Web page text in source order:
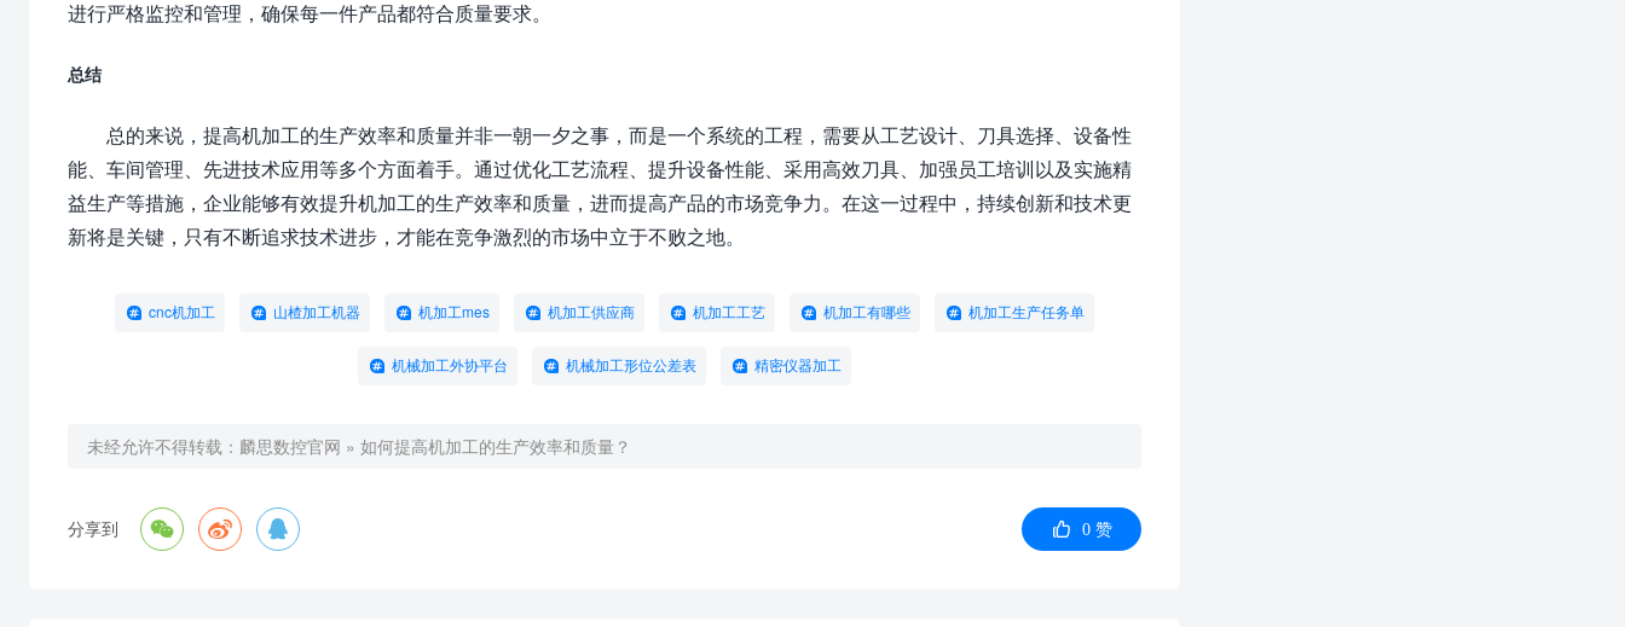
进行严格监控和管理，确保每一件产品都符合质量要求。
总结
总的来说，提高机加工的生产效率和质量并非一朝一夕之事，而是一个系统的工程，需要从工艺设计、刀具选择、设备性
能、车间管理、先进技术应用等多个方面着手。通过优化工艺流程、提升设备性能、采用高效刀具、加强员工培训以及实施精
益生产等措施，企业能够有效提升机加工的生产效率和质量，进而提高产品的市场竞争力。在这一过程中，持续创新和技术更
新将是关键，只有不断追求技术进步，才能在竞争激烈的市场中立于不败之地。
cnc机加工 山楂加工机器 机加工mes 机加工供应商 机加工工艺 机加工有哪些 机加工生产任务单
机械加工外协平台 机械加工形位公差表 精密仪器加工
未经允许不得转载： 麟思数控官网 » 如何提高机加工的生产效率和质量？
分享到     0 赞